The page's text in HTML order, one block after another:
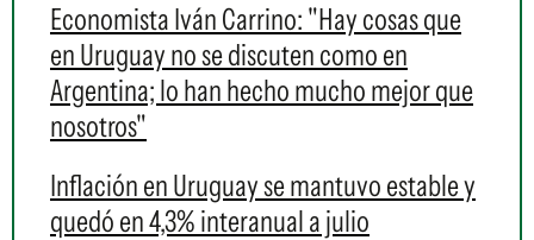
Economista Iván Carrino: "Hay cosas que
en Uruguay no se discuten como en
Argentina; lo han hecho mucho mejor que
nosotros"
Inflación en Uruguay se mantuvo estable y
quedó en 4,3% interanual a julio